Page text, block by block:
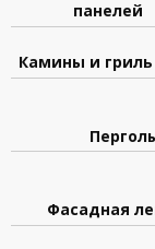
панелей
Камины и
Фасадная